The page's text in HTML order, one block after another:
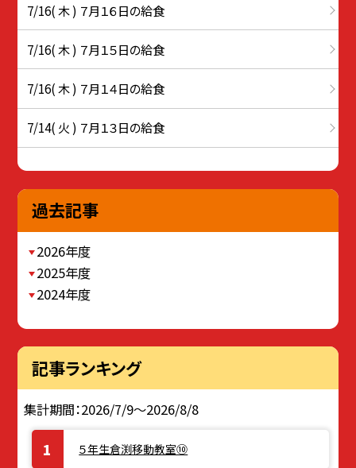
7/16( 木 ) ７月１６日の給食
7/16( 木 ) ７月１５日の給食
7/16( 木 ) ７月１４日の給食
7/14( 火 ) ７月１３日の給食
過去記事
2026年度
2025年度
2024年度
記事ランキング
集計期間：2026/7/9～2026/8/8
５年生倉渕移動教室⑩